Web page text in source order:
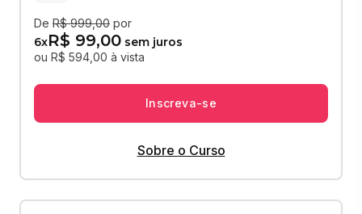
De R$ 999,00 por
6xR$ 99,00 sem juros
ou R$ 594,00 à vista
Inscreva-se
Sobre o Curso